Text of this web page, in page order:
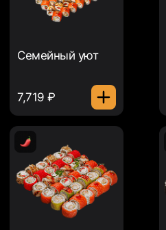
Семейный уют
7,719 ₽